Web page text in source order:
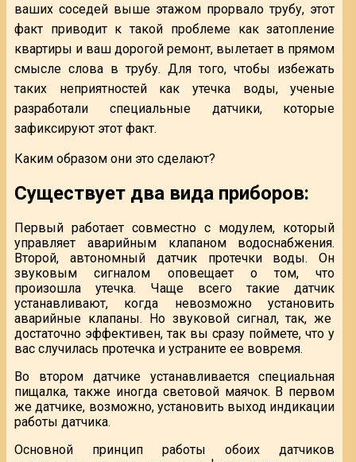
ваших соседей выше этажом прорвало трубу, этот
факт приводит к такой проблеме как затопление
квартиры и ваш дорогой ремонт, вылетает в прямом
смысле слова в трубу. Для того, чтобы избежать
таких неприятностей как утечка воды, ученые
разработали специальные датчики, которые
зафиксируют этот факт.
Каким образом они это сделают?
Существует два вида приборов:
Первый работает совместно с модулем, который
управляет аварийным клапаном водоснабжения.
Второй, автономный датчик протечки воды. Он
звуковым сигналом оповещает о том, что
произошла утечка. Чаще всего такие датчик
устанавливают, когда невозможно установить
аварийные клапаны. Но звуковой сигнал, так, же
достаточно эффективен, так вы сразу поймете, что у
вас случилась протечка и устраните ее вовремя.
Во втором датчике устанавливается специальная
пищалка, также иногда световой маячок. В первом
же датчике, возможно, установить выход индикации
работы датчика.
Основной принцип работы обоих датчиков